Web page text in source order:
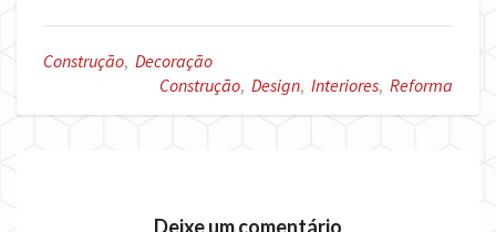
Construção, Decoração
Construção, Design, Interiores, Reforma
Deixe um comentário